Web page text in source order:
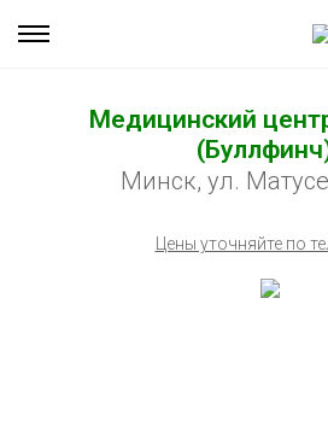
Медицинский
Минск, ул.
Цены уточняйте по